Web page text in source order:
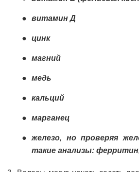
витамин Д
цинк
магний
медь
кальций
марганец
железо, но проверяя
такие анализы: